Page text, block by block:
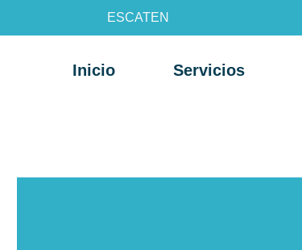
ESCATEN
Inicio Servicios